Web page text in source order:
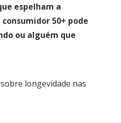
espelham a
50+ pode
ou alguém que
longevidade nas